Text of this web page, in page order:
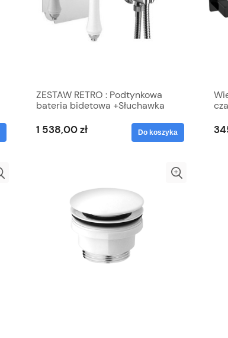
ZESTAW RETRO : Podtynkowa
bateria bidetowa +Słuchawka
uchwytem z wyjściem wody ,
CHROM
1 538,00 zł Do koszyka